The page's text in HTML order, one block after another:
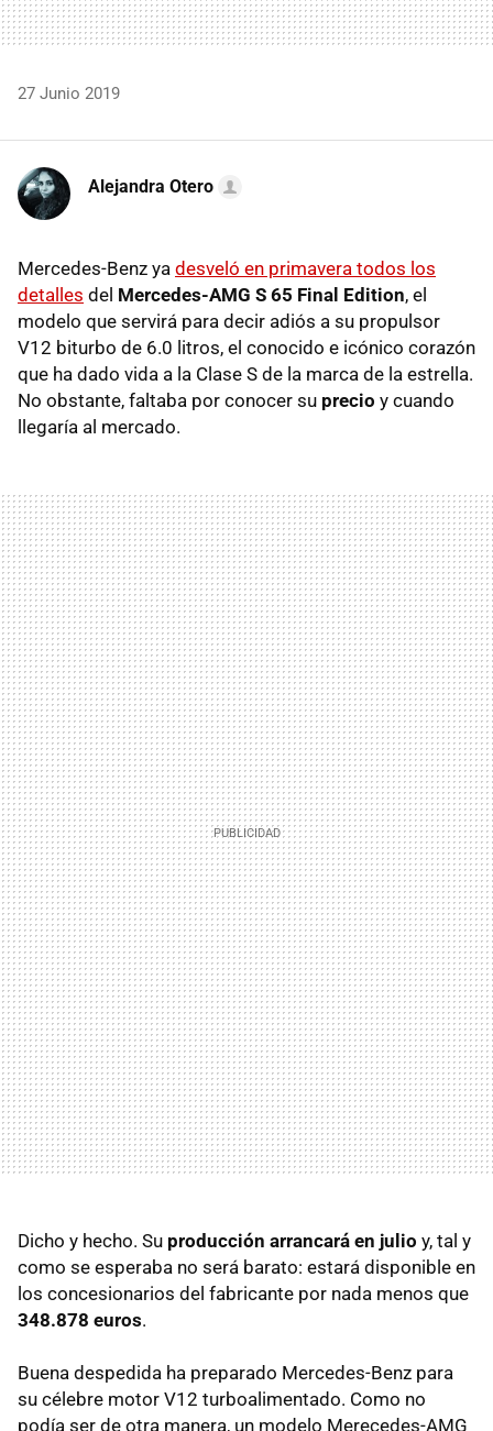
27 Junio 2019
Alejandra Otero
Mercedes-Benz ya desveló en primavera todos los
detalles del Mercedes-AMG S 65 Final Edition, el
modelo que servirá para decir adiós a su propulsor
V12 biturbo de 6.0 litros, el conocido e icónico corazón
que ha dado vida a la Clase S de la marca de la estrella.
No obstante, faltaba por conocer su precio y cuando
llegaría al mercado.
Dicho y hecho. Su producción arrancará en julio y, tal y
como se esperaba no será barato: estará disponible en
los concesionarios del fabricante por nada menos que
348.878 euros.
Buena despedida ha preparado Mercedes-Benz para
su célebre motor V12 turboalimentado. Como no
podía ser de otra manera, un modelo Merecedes-AMG